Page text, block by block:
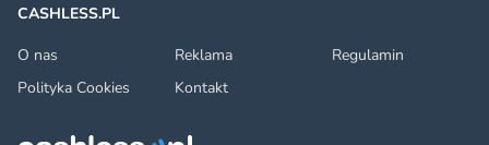
CASHLESS.PL
O nas
Reklama
Regulamin
Polityka Cookies
Kontakt